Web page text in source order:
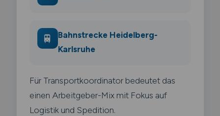
🚆
Bahnstrecke Heidelberg-
Karlsruhe
Für Transportkoordinator bedeutet das
einen Arbeitgeber-Mix mit Fokus auf
Logistik und Spedition.